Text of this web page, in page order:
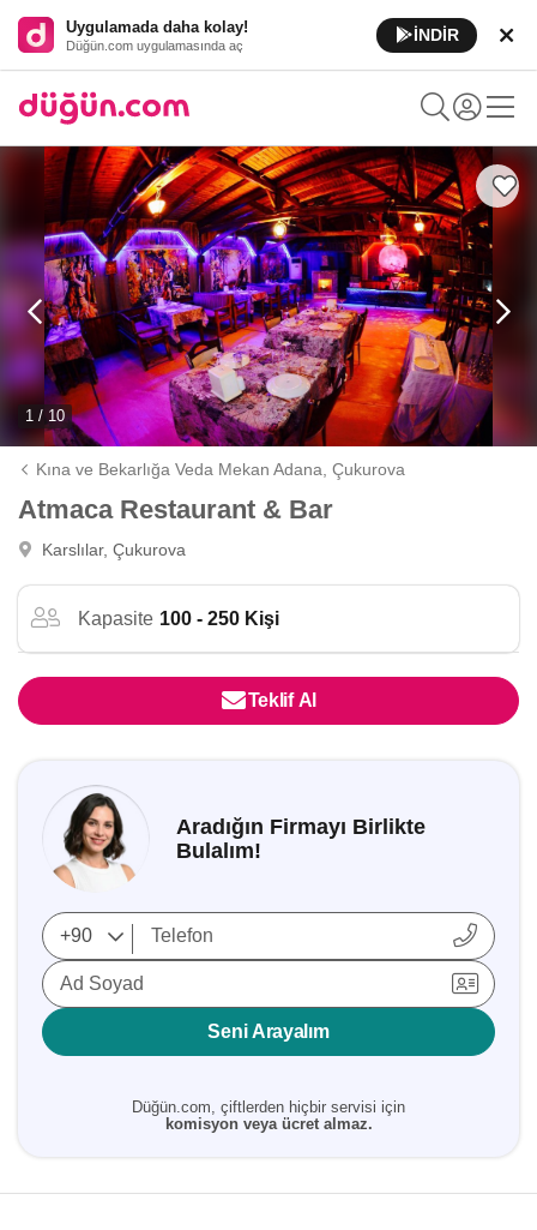
Uygulamada daha kolay!
Düğün.com uygulamasında aç
İNDİR
1 / 10
Kına ve Bekarlığa Veda Mekan Adana,Çukurova
Atmaca Restaurant & Bar
Karslılar, Çukurova
Kapasite 100 - 250 Kişi
Teklif Al
Aradığın Firmayı Birlikte
Bulalım!
Ad Soyad
Seni Arayalım
Düğün.com, çiftlerden hiçbir servisi için
komisyon veya ücret almaz.